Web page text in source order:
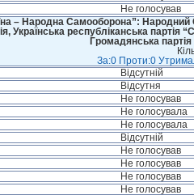
Не голосував
– Народна Самооборона”: Народний
Українська республіканська
Громадянська
За:0 Проти:0
Відсутній
Відсутня
Не голосував
Не голосувала
Не голосувала
Відсутній
Не голосував
Не голосував
Не голосував
Не голосував